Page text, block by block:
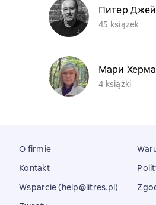
Питер
45 książek
Мари
4 książki
O firmie
Kontakt
Wsparcie (help@litres.pl)